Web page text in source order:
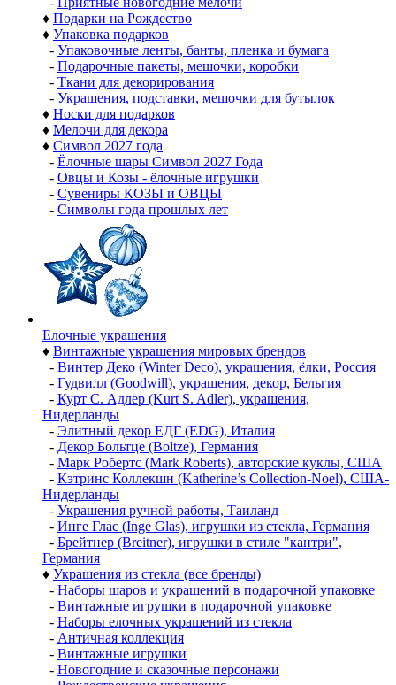
♦ Подарки на Рождество
♦ Упаковка подарков
- Упаковочные ленты, банты, пленка и бумага
- Подарочные пакеты, мешочки, коробки
- Ткани для декорирования
- Украшения, подставки, мешочки для бутылок
♦ Носки для подарков
♦ Мелочи для декора
♦ Символ 2027 года
- Ёлочные шары Символ 2027 Года
- Овцы и Козы - ёлочные игрушки
- Сувениры КОЗЫ и ОВЦЫ
- Символы года прошлых лет
Елочные украшения
♦ Винтажные украшения мировых брендов
- Винтер Деко (Winter Deco), украшения, ёлки, Россия
- Гудвилл (Goodwill), украшения, декор, Бельгия
- Курт С. Адлер (Kurt S. Adler), украшения,
Нидерланды
- Элитный декор ЕДГ (EDG), Италия
- Декор Больтце (Boltze), Германия
- Марк Робертс (Mark Roberts), авторские куклы, США
- Кэтринс Коллекшн (Katherine’s Collection-Noel), США-
Нидерланды
- Украшения ручной работы, Таиланд
- Инге Глас (Inge Glas), игрушки из стекла, Германия
- Брейтнер (Breitner), игрушки в стиле "кантри",
Германия
♦ Украшения из стекла (все бренды)
- Наборы шаров и украшений в подарочной упаковке
- Винтажные игрушки в подарочной упаковке
- Наборы елочных украшений из стекла
- Античная коллекция
- Винтажные игрушки
- Новогодние и сказочные персонажи